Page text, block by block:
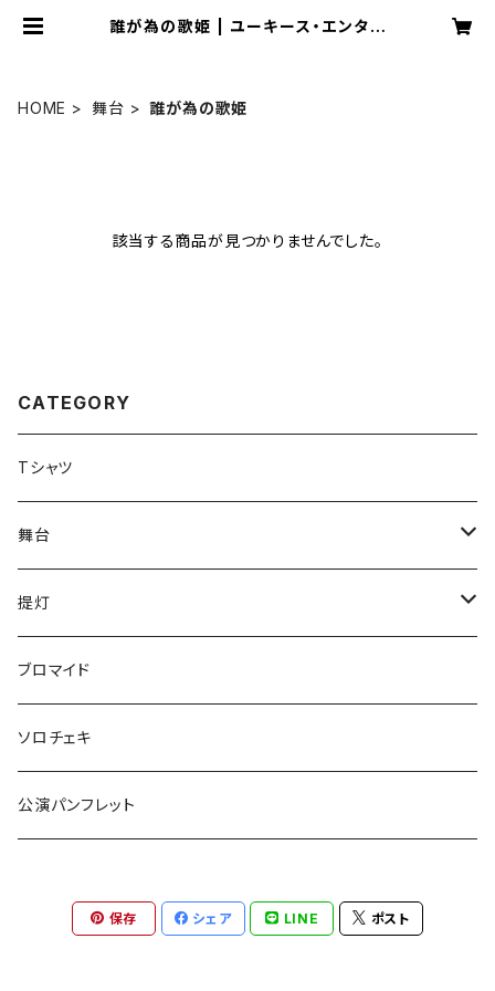
誰が為の歌姫 | ユーキース・エンタテ
HOME 舞台 誰が為の歌姫
該当する商品が見つかりませんでした。
CATEGORY
Tシャツ
舞台
have life
五色ロケットえんぴつ
『F・＋2』
激熱
OvObインプロライブ！！
提灯
have life
ご自宅発送
ご自宅発送以外
五色ロケットえんぴつ
ご自宅発送
守りたいのはなんですか。
舞台「激熱」2022
ブロマイド
ソロチェキ
公演パンフレット
保存 シェア LINE ポスト